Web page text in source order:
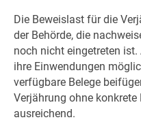
Die Beweislast für die
der Behörde, die
noch nicht eingetreten
ihre Einwendungen
verfügbare Belege
Verjährung ohne
ausreichend.